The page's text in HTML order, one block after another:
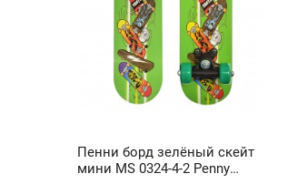
Пенни борд зелёный скейт
мини MS 0324-4-2 Penny